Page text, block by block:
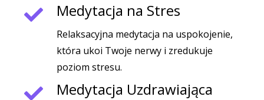
Medytacja na Stres
Relaksacyjna medytacja na uspokojenie,
która ukoi Twoje nerwy i zredukuje
poziom stresu.
Medytacja Uzdrawiająca